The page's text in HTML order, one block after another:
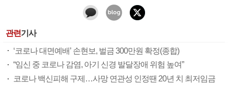
관련기사
‘코로나 대면예배’ 손현보, 벌금 300만원 확정(종합)
“임신 중 코로나 감염, 아기 신경 발달장애 위험 높여”
코로나 백신피해 구제…사망 연관성 인정땐 20년 치 최저임금